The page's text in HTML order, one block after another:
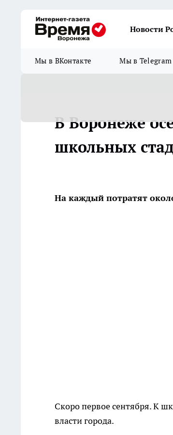
Новости
Мы в ВКонтакте Мы в Telegram
В Воронеже
школьных
На каждый потратят
Скоро первое сентября. К
власти города.